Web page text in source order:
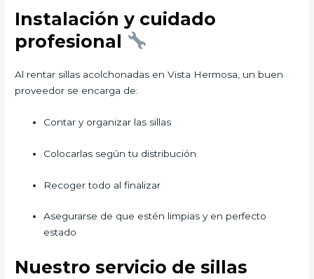
Instalación y cuidado
profesional
Al rentar sillas acolchonadas en Vista Hermosa, un buen
proveedor se encarga de:
Contar y organizar las sillas
Colocarlas según tu distribución
Recoger todo al finalizar
Asegurarse de que estén limpias y en perfecto
estado
Nuestro servicio de sillas